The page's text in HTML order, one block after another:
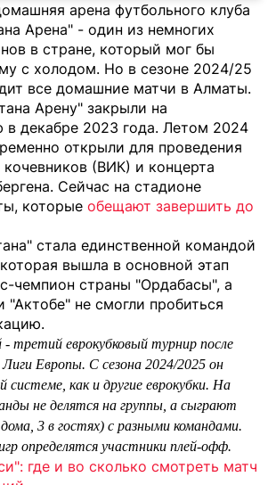
арена футбольного клуба
Арена" - один из немногих
в стране, который мог бы
с холодом. Но в сезоне 2024/25
все домашние матчи в Алматы.
Арену" закрыли на
в декабре 2023 года. Летом 2024
открыли для проведения
(ВИК) и концерта
Сейчас на стадионе
которые обещают завершить до
стала единственной командой
вышла в основной этап
чемпион страны "Ордабасы", а
"Актобе" не смогли пробиться
- третий еврокубковый турнир после
Лиги Европы. С сезона 2024/2025 он
системе, как и другие еврокубки. На
не делятся на группы, а сыграют
3 в гостях) с разными командами.
определятся участники плей-офф.
где и во сколько смотреть матч